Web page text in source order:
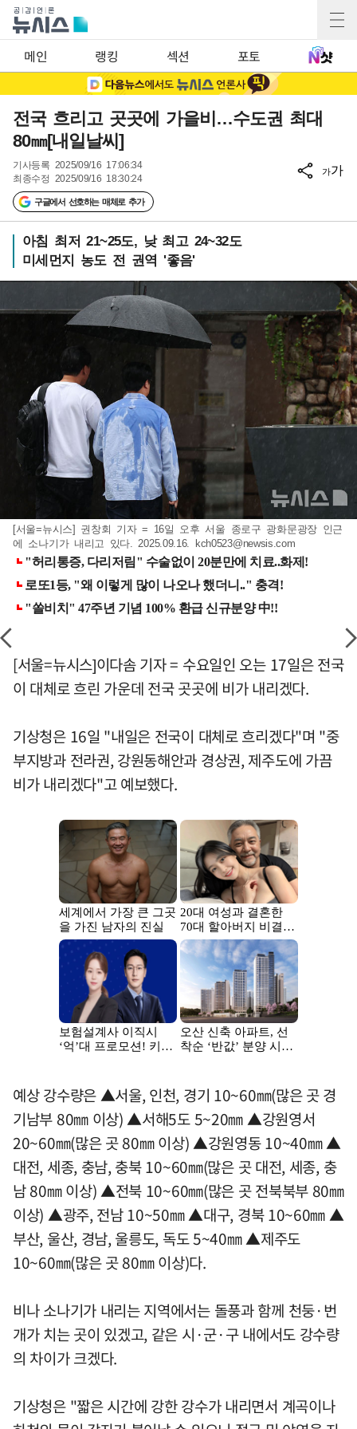
메인 랭킹 섹션 포토
전국 흐리고 곳곳에 가을비…수도권 최대
80㎜[내일날씨]
기사등록 2025/09/16 17:06:34
최종수정 2025/09/16 18:30:24
구글에서 선호하는 매체로 추가
가가
아침 최저 21~25도, 낮 최고 24~32도
미세먼지 농도 전 권역 '좋음'
[서울=뉴시스] 권창회 기자 = 16일 오후 서울 종로구 광화문광장 인근
에 소나기가 내리고 있다. 2025.09.16. kch0523@newsis.com
[서울=뉴시스]이다솜 기자 = 수요일인 오는 17일은 전국
이 대체로 흐린 가운데 전국 곳곳에 비가 내리겠다.
기상청은 16일 "내일은 전국이 대체로 흐리겠다"며 "중
부지방과 전라권, 강원동해안과 경상권, 제주도에 가끔
비가 내리겠다"고 예보했다.
예상 강수량은 ▲서울, 인천, 경기 10~60㎜(많은 곳 경
기남부 80㎜ 이상) ▲서해5도 5~20㎜ ▲강원영서
20~60㎜(많은 곳 80㎜ 이상) ▲강원영동 10~40㎜ ▲
대전, 세종, 충남, 충북 10~60㎜(많은 곳 대전, 세종, 충
남 80㎜ 이상) ▲전북 10~60㎜(많은 곳 전북북부 80㎜
이상) ▲광주, 전남 10~50㎜ ▲대구, 경북 10~60㎜ ▲
부산, 울산, 경남, 울릉도, 독도 5~40㎜ ▲제주도
10~60㎜(많은 곳 80㎜ 이상)다.
비나 소나기가 내리는 지역에서는 돌풍과 함께 천둥·번
개가 치는 곳이 있겠고, 같은 시·군·구 내에서도 강수량
의 차이가 크겠다.
기상청은 "짧은 시간에 강한 강수가 내리면서 계곡이나